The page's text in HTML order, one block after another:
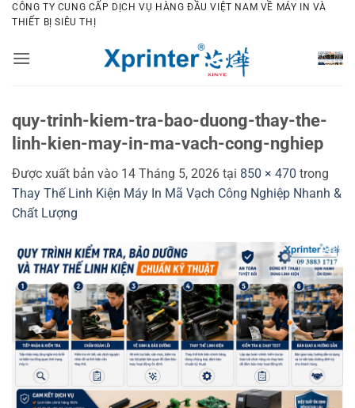
Bỏ
qua
dung
CÔNG TY CUNG CẤP DỊCH VỤ HÀNG ĐẦU VIỆT NAM VỀ MÁY IN VÀ
THIẾT BỊ SIÊU THỊ
quy-trinh-kiem-tra-bao-duong-thay-the-
linh-kien-may-in-ma-vach-cong-nghiep
Được xuất bản vào 14 Tháng 5, 2026 tại 850 × 470 trong
Thay Thế Linh Kiện Máy In Mã Vạch Công Nghiệp Nhanh &
Chất Lượng